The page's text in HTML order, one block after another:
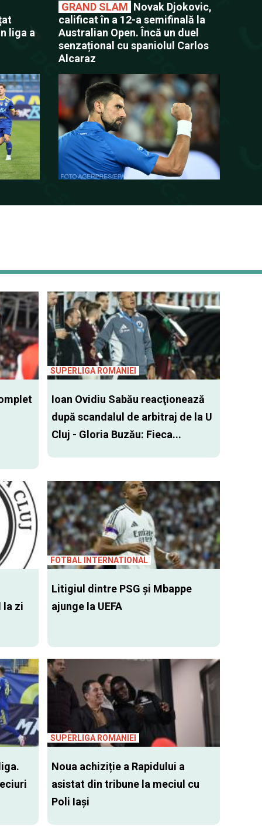
liga a
GRAND SLAM Novak Djokovic,
calificat în a 12-a semifinală la
Australian Open. Încă un duel
senzațional cu spaniolul Carlos
Alcaraz
SUPERLIGA ROMANIEI
Ioan Ovidiu Sabău reacţionează
după scandalul de arbitraj de la U
Cluj - Gloria Buzău: Fieca...
la zi
FOTBAL INTERNATIONAL
Litigiul dintre PSG şi Mbappe
ajunge la UEFA
SUPERLIGA ROMANIEI
Noua achiziție a Rapidului a
asistat din tribune la meciul cu
Poli Iași